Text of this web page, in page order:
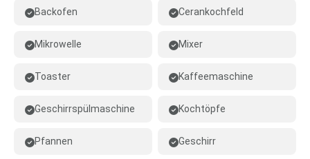
Backofen Cerankochfeld
Mikrowelle Mixer
Toaster Kaffeemaschine
Geschirrspülmaschine Kochtöpfe
Pfannen Geschirr